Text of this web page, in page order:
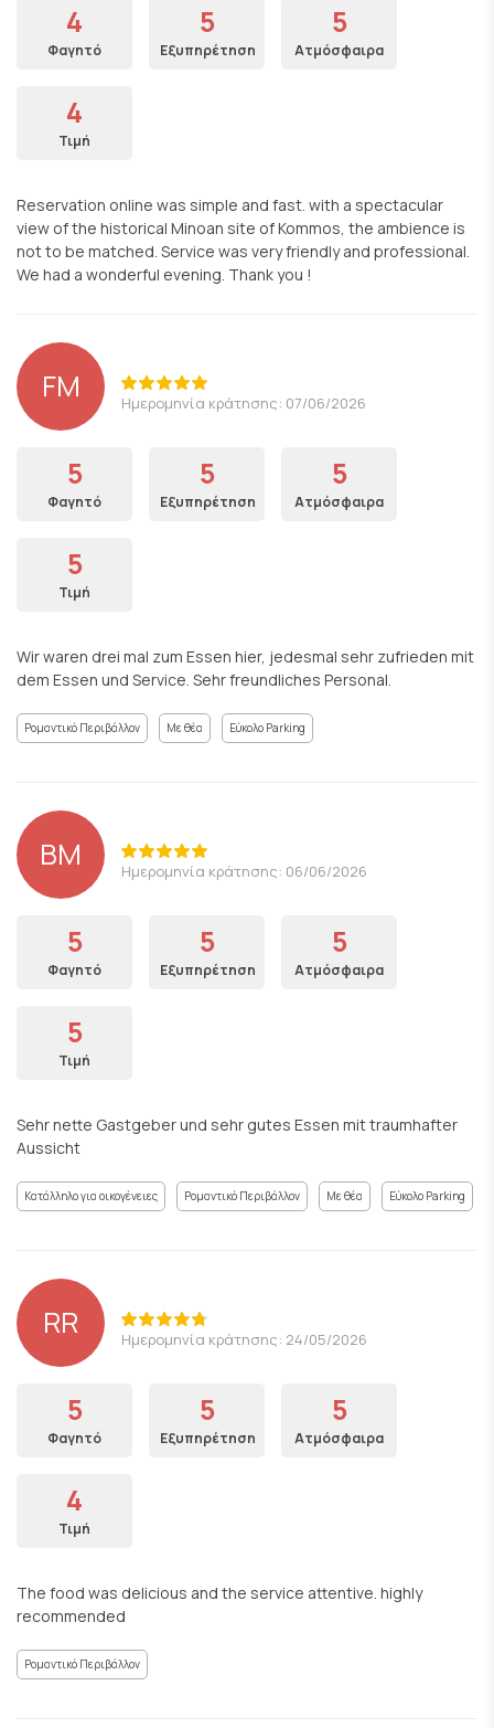
4
Φαγητό
5
Εξυπηρέτηση
5
Ατμόσφαιρα
4
Τιμή
Reservation online was simple and fast. with a spectacular
view of the historical Minoan site of Kommos, the ambience is
not to be matched. Service was very friendly and professional.
We had a wonderful evening. Thank you !
FM Ημερομηνία κράτησης: 07/06/2026
5
Φαγητό
5
Εξυπηρέτηση
5
Ατμόσφαιρα
5
Τιμή
Wir waren drei mal zum Essen hier, jedesmal sehr zufrieden mit
dem Essen und Service. Sehr freundliches Personal.
Ρομαντικό Περιβάλλον Με θέα Εύκολο Parking
BM Ημερομηνία κράτησης: 06/06/2026
5
Φαγητό
5
Εξυπηρέτηση
5
Ατμόσφαιρα
5
Τιμή
Sehr nette Gastgeber und sehr gutes Essen mit traumhafter
Aussicht
Κατάλληλο για οικογένειες Ρομαντικό Περιβάλλον Με θέα Εύκολο Parking
RR Ημερομηνία κράτησης: 24/05/2026
5
Φαγητό
5
Εξυπηρέτηση
5
Ατμόσφαιρα
4
Τιμή
The food was delicious and the service attentive. highly
recommended
Ρομαντικό Περιβάλλον